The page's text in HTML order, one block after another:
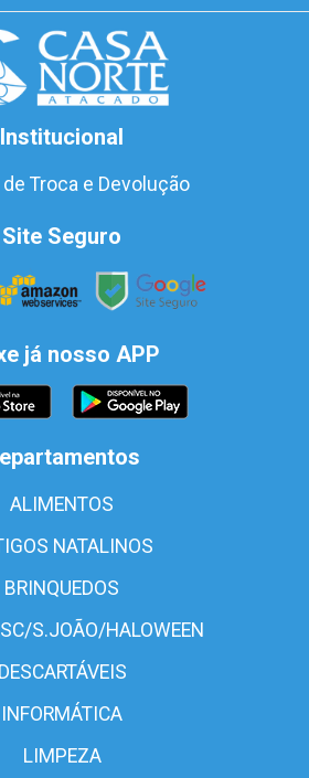
Institucional
Troca e Devolução
Site Seguro
já nosso APP
ALIMENTOS
NATALINOS
BRINQUEDOS
S.JOÃO/HALOWEEN
DESCARTÁVEIS
INFORMÁTICA
LIMPEZA